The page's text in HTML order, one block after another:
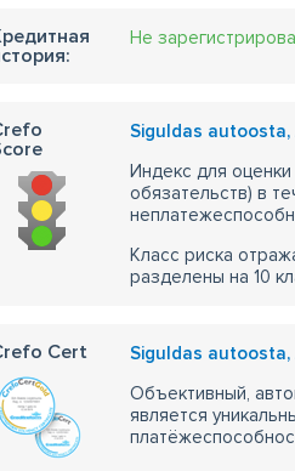
Не
Siguldas autoosta,
Индекс для
обязательств) в
Класс риска
разделены на 10
Cert Siguldas autoosta,
Объективный,
является